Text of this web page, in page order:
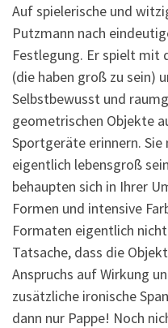
Auf spielerische und
Putzmann nach
Festlegung. Er spielt mit
(die haben groß zu sein)
Selbstbewusst und
geometrischen Objekte
Sportgeräte erinnern.
eigentlich lebensgroß
behaupten sich in Ihrer
Formen und intensive
Formaten eigentlich
Tatsache, dass die
Anspruchs auf Wirkung
zusätzliche ironische
dann nur Pappe! Noch